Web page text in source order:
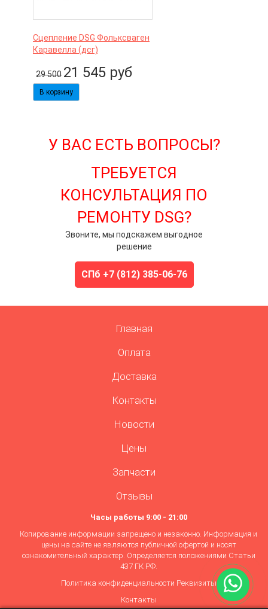
Сцепление DSG Фольксваген
Каравелла (дсг)
29 500 21 545 руб
У ВАС ЕСТЬ ВОПРОСЫ?
ТРЕБУЕТСЯ
КОНСУЛЬТАЦИЯ ПО
РЕМОНТУ DSG?
Звоните, мы подскажем выгодное
решение
СПб +7 (812) 385-06-76
Главная
Оплата
Доставка
Контакты
Новости
Цены
Запчасти
Отзывы
Часы работы 9:00 - 21:00
Копирование информации запрещено и незаконно. Информация и
цены на сайте не являются публичной офертой и носят
ознакомительный характер. Определяется положениями Статьи
437 ГК РФ.
Политика конфиденциальности Реквизиты
Контакты